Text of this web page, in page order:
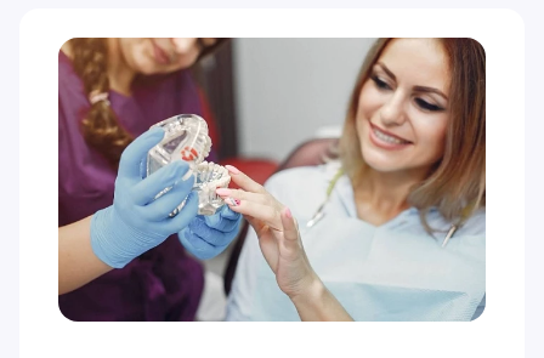
вмешательство — от небольшой реставрации до
тотальной имплантации — проводится не хаотично,
а с математически выверенным учетом работы
височно-нижнечелюстного сустава (ВНЧС) и
окклюзии.
Цифровая ортопедия и нейромышечный баланс:
Протезирование (виниры, коронки, капы, All-on-
4/6) не просто восстанавливает эстетику, а
перезапускает физиологичную работу всей
зубочелюстной системы.
Сложная хирургия и имплантация:Удаление